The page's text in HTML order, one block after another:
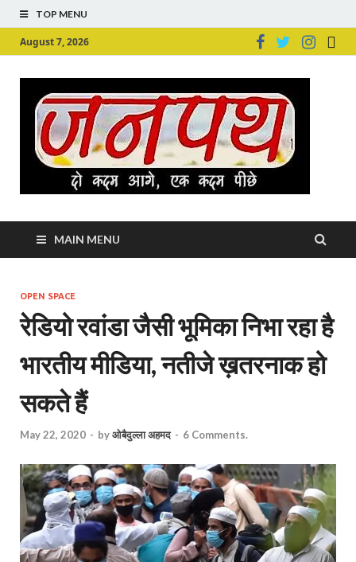
TOP MENU
August 7, 2026
MAIN MENU
OPEN SPACE
रेडियो रवांडा जैसी भूमिका निभा रहा है
भारतीय मीडिया, नतीजे ख़तरनाक हो
सकते हैं
May 22, 2020 - byओबैदुल्ला अहमद - 6 Comments.